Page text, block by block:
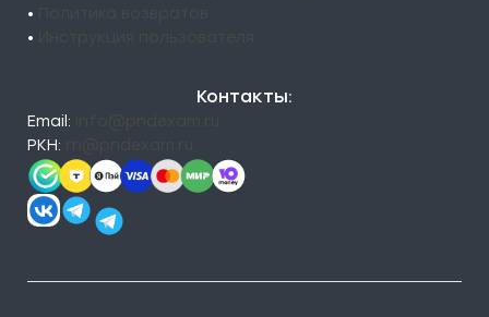
•
•
Контакты:
Email:
РКН: